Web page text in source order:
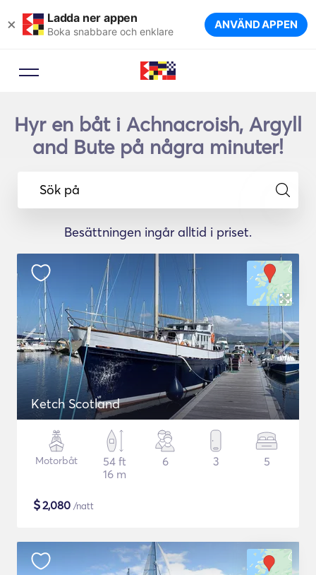
× Ladda ner appen
Boka snabbare och enklare ANVÄND APPEN
Hyr en båt i Achnacroish, Argyll
and Bute på några minuter!
Sök på
Besättningen ingår alltid i priset.
Ketch Scotland
Motorbåt
54 ft
16 m
6 3 5
$2,080 /natt